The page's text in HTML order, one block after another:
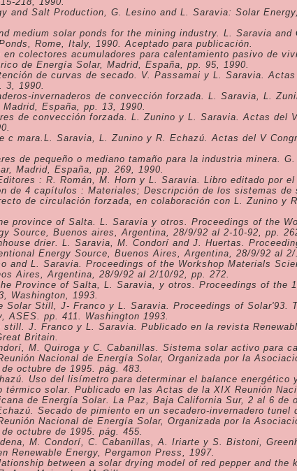
and Salt Production, G. Lesino and L. Saravia: Solar
medium solar ponds for the mining industry. L. Saravia
Rome, Italy, 1990. Aceptado para publicación.
colectores acumuladores para calentamiento pasivo de
de Energía Solar, Madrid, España, pp. 95, 1990.
de curvas de secado. V. Passamai y L. Saravia.
3, 1990.
invernaderos de convección forzada. L. Saravia, L.
España, pp. 13, 1990.
de convección forzada. L. Zunino y L. Saravia. Actas del
c mara.L. Saravia, L. Zunino y R. Echazú. Actas del V
de pequeño o mediano tamaño para la industria minera.
Madrid, España, pp. 269, 1990.
: R. Román, M. Horn y L. Saravia. Libro editado por
de 4 capítulos : Materiales; Descripción de los sistemas de
de circulación forzada, en colaboración con L. Zunino y
province of Salta. L. Saravia y otros. Proceedings of the
Source, Buenos aires, Argentina, 28/9/92 al 2-10-92, pp.
drier. L. Saravia, M. Condorí and J. Huertas.
Energy Source, Buenos Aires, Argentina, 28/9/92 al 2/
and L. Saravia. Proceedings of the Workshop Materials
Aires, Argentina, 28/9/92 al 2/10/92, pp. 272.
Province of Salta, L. Saravia, y otros. Proceedings of the
Washington, 1993.
Solar Still, J- Franco y L. Saravia. Proceedings of Solar'93.
ASES. pp. 411. Washington 1993.
J. Franco y L. Saravia. Publicado en la revista
Britain.
M. Quiroga y C. Cabanillas. Sistema solar activo para
Nacional de Energía Solar, Organizada por la
octubre de 1995. pág. 483.
Uso del lisímetro para determinar el balance energético
térmico solar. Publicado en las Actas de la XIX Reunión
de Energía Solar. La Paz, Baja California Sur, 2 al 6 de
. Secado de pimiento en un secadero-invernadero tunel
Nacional de Energía Solar, Organizada por la
octubre de 1995. pág. 455.
M. Condorí, C. Cabanillas, A. Iriarte y S. Bistoni,
Renewable Energy, Pergamon Press, 1997.
between a solar drying model of red pepper and the